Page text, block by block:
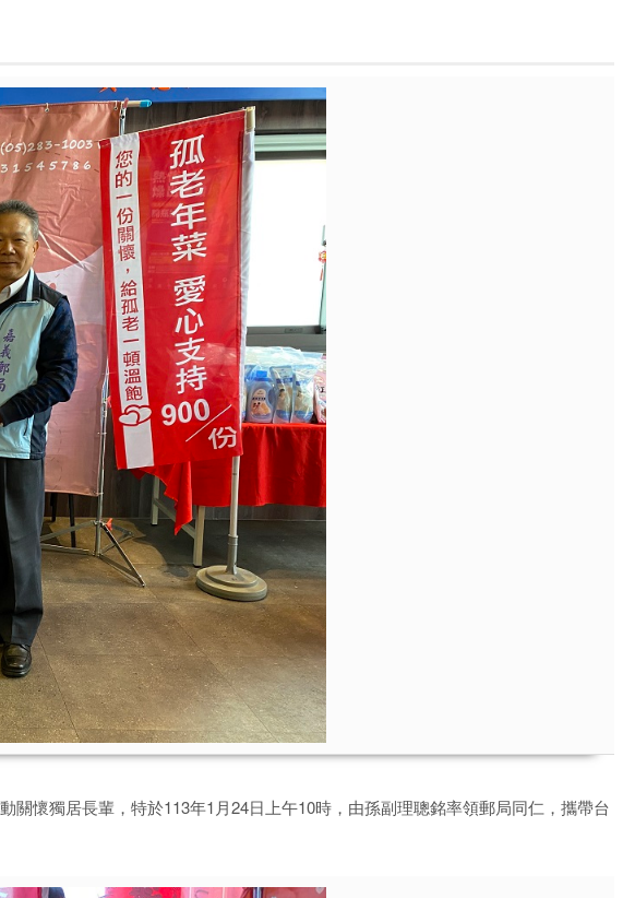
懷獨居長輩，特於113年1月24日上午10時，由孫副理聰銘率領郵局同仁，攜帶台